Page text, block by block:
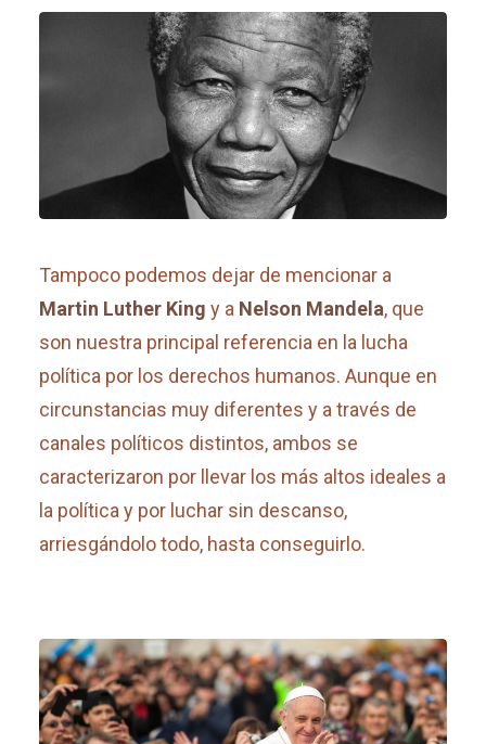
Tampoco podemos dejar de mencionar a
Martin Luther King y a Nelson Mandela, que
son nuestra principal referencia en la lucha
política por los derechos humanos. Aunque en
circunstancias muy diferentes y a través de
canales políticos distintos, ambos se
caracterizaron por llevar los más altos ideales a
la política y por luchar sin descanso,
arriesgándolo todo, hasta conseguirlo.